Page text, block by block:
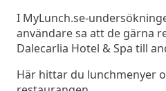
I MyLunch.se-
användare sa att de gärna
Dalecarlia Hotel & Spa till
Här hittar du lunchmenyer